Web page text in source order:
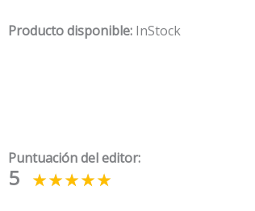
Producto disponible: InStock
Puntuación del editor:
5